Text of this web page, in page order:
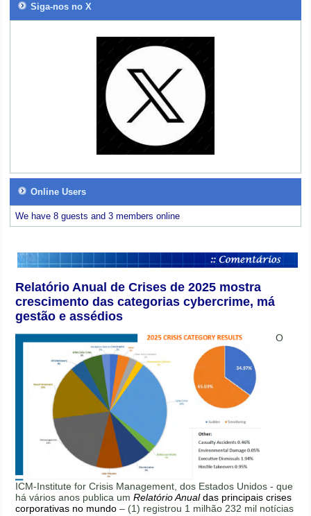
Siga-nos no X
Online Users
We have 8 guests and 3 members online
Relatório Anual de Crises de 2025 mostra
crescimento das categorias cybercrime, má
gestão e assédios
O
ICM-Institute for Crisis Management, dos Estados Unidos - que
há vários anos publica umRelatório Anualdas principais crises
corporativas no mundo – (1) registrou 1 milhão 232 mil notícias